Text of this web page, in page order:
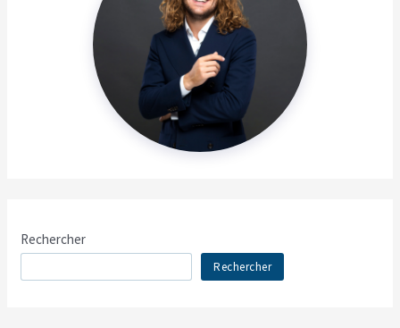
Rechercher
Rechercher